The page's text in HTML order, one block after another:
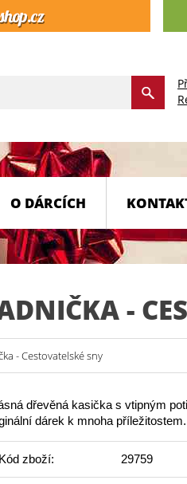
O DÁRCÍCH
-
- Cestovatelské sny
dřevěná kasička s vtipným
dárek k mnoha příležitostem.
Kód zboží: 29759